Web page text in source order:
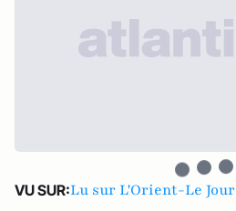
VU SUR:Lu sur L'Orient-Le Jour